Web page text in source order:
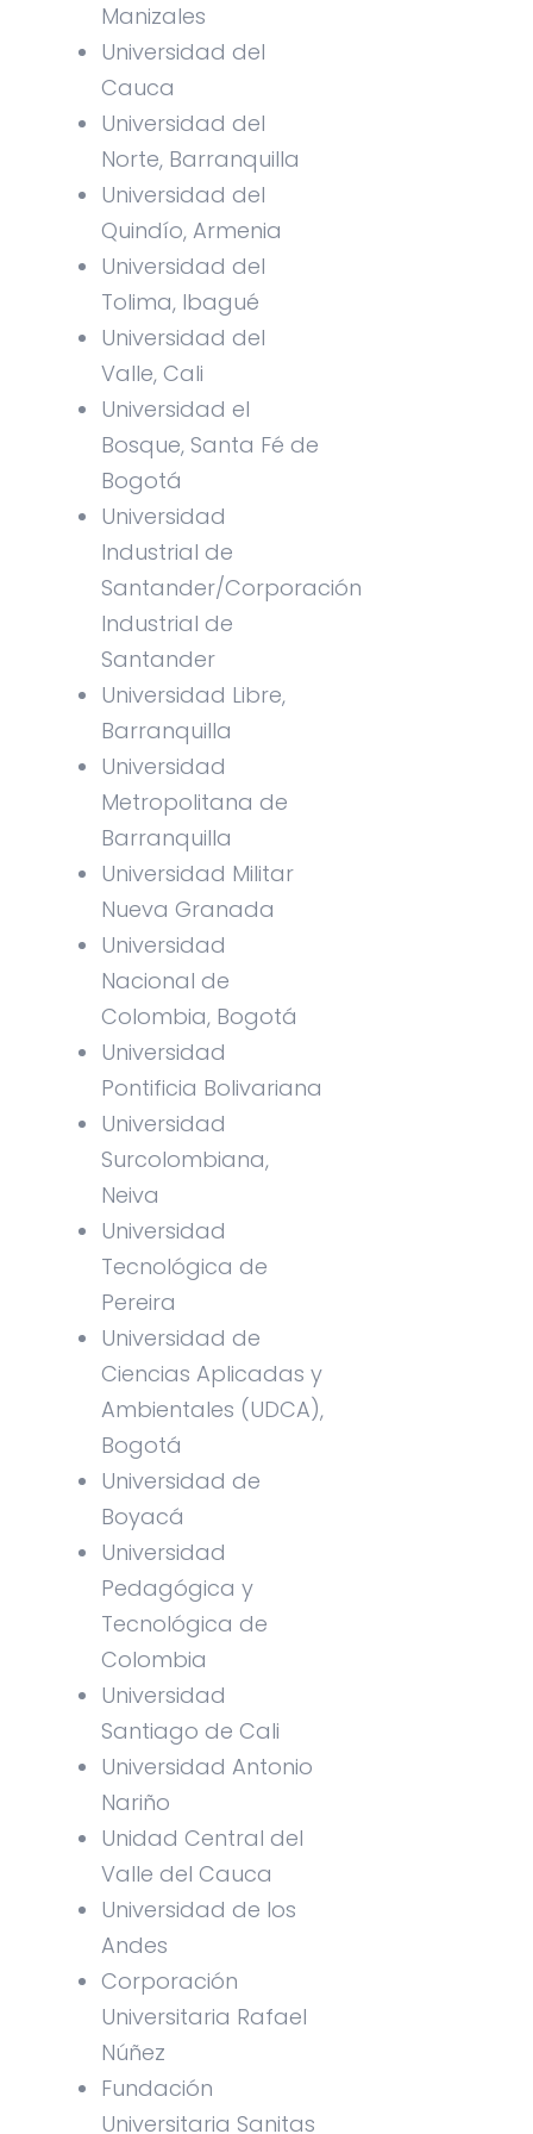
Manizales
Universidad del
Cauca
Universidad del
Norte, Barranquilla
Universidad del
Quindío, Armenia
Universidad del
Tolima, Ibagué
Universidad del
Valle, Cali
Universidad el
Bosque, Santa Fé de
Bogotá
Universidad
Industrial de
Santander/Corporación
Industrial de
Santander
Universidad Libre,
Barranquilla
Universidad
Metropolitana de
Barranquilla
Universidad Militar
Nueva Granada
Universidad
Nacional de
Colombia, Bogotá
Universidad
Pontificia Bolivariana
Universidad
Surcolombiana,
Neiva
Universidad
Tecnológica de
Pereira
Universidad de
Ciencias Aplicadas y
Ambientales (UDCA),
Bogotá
Universidad de
Boyacá
Universidad
Pedagógica y
Tecnológica de
Colombia
Universidad
Santiago de Cali
Universidad Antonio
Nariño
Unidad Central del
Valle del Cauca
Universidad de los
Andes
Corporación
Universitaria Rafael
Núñez
Fundación
Universitaria Sanitas